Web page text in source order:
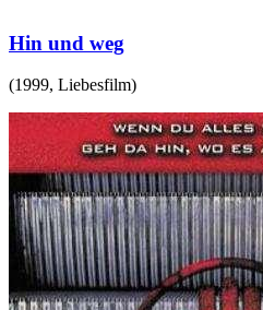
Hin und weg
(1999, Liebesfilm)